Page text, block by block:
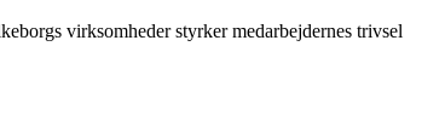
virksomheder styrker medarbejdernes trivsel